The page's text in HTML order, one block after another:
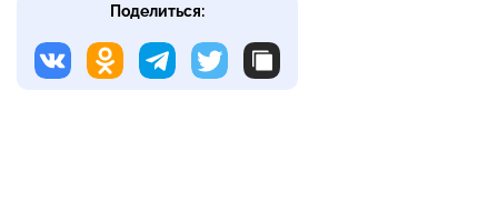
Поделиться: